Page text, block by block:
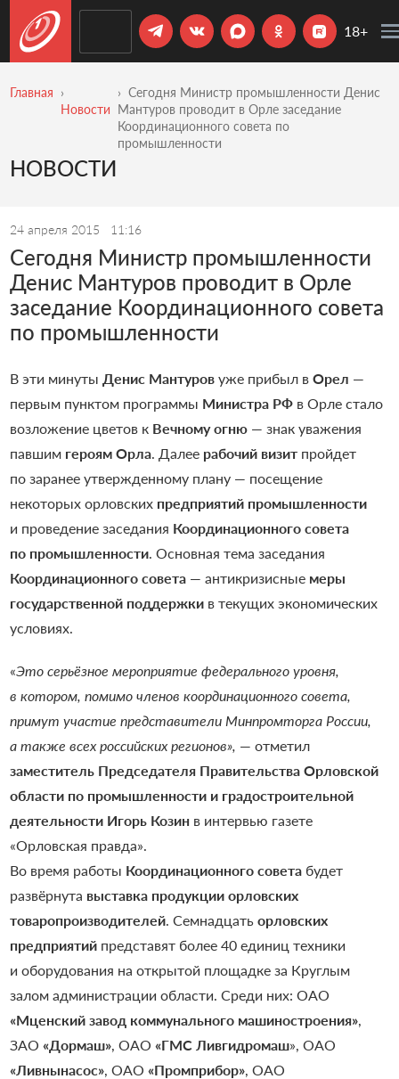
18+
Главная
Новости
Сегодня Министр промышленности Денис
Мантуров проводит в Орле заседание
Координационного совета по
промышленности
НОВОСТИ
24 апреля 2015 11:16
Сегодня Министр промышленности
Денис Мантуров проводит в Орле
заседание Координационного совета
по промышленности
В эти минуты Денис Мантуровуже прибыл вОрел —
первым пунктом программы Министра РФв Орле стало
возложение цветов кВечному огню— знак уважения
павшимгероям Орла. Далее рабочий визитпройдет
по заранее утвержденному плану — посещение
некоторых орловских предприятий промышленности
и проведение заседания Координационного совета
по промышленности. Основная тема заседания
Координационного совета— антикризисные меры
государственной поддержкив текущих экономических
условиях.
«Это серьёзное мероприятие федерального уровня,
в котором, помимо членов координационного совета,
примут участие представители Минпромторга России,
а также всех российских регионов», — отметил
заместитель Председателя Правительства Орловской
области по промышленности и градостроительной
деятельности Игорь Козин в интервью газете
«Орловская правда».
Во время работы Координационного советабудет
развёрнута выставка продукции орловских
товаропроизводителей. Семнадцать орловских
предприятийпредставят более 40 единиц техники
и оборудования на открытой площадке за Круглым
залом администрации области. Среди них: ОАО
«Мценский завод коммунального машиностроения»,
ЗАО «Дормаш», ОАО «ГМС Ливгидромаш», ОАО
«Ливнынасос», ОАО «Промприбор», ОАО